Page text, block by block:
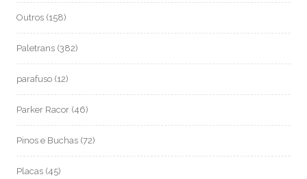
Outros (158)
Paletrans (382)
parafuso (12)
Parker Racor (46)
Pinos e Buchas (72)
Placas (45)